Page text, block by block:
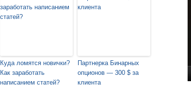
Куда ломятся новички?
Как заработать
написанием статей?
Партнерка Бинарных
опционов — 300 $ за
клиента